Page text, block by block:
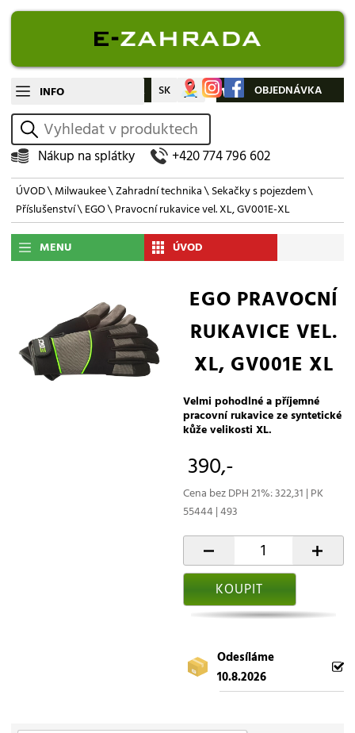
INFO CZ SK Můj účet OBJEDNÁVKA
vyhledat
Nákup na splátky +420 774 796 602
ÚVOD\Milwaukee\Zahradní technika\Sekačky s pojezdem\
Příslušenství\EGO\ Pravocní rukavice vel. XL, GV001E-XL
MENU ÚVOD
EGO PRAVOCNÍ
RUKAVICE VEL.
XL, GV001E XL
Velmi pohodlné a příjemné
pracovní rukavice ze syntetické
kůže velikosti XL.
390,-
Cena bez DPH 21%: 322,31 | PK
55444 | 493
- +
KOUPIT
Odesíláme
10.8.2026